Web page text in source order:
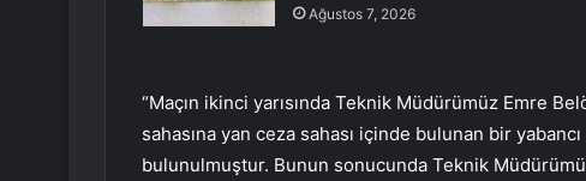
Ağustos 7, 2026
“Maçın ikinci yarısında Teknik Müdürümüz Emre
sahasına yan ceza sahası içinde bulunan bir
bulunulmuştur. Bunun sonucunda Teknik